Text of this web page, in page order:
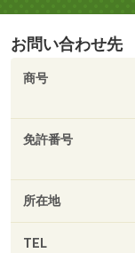
お問い合わせ先
商号
免許番号
所在地
TEL